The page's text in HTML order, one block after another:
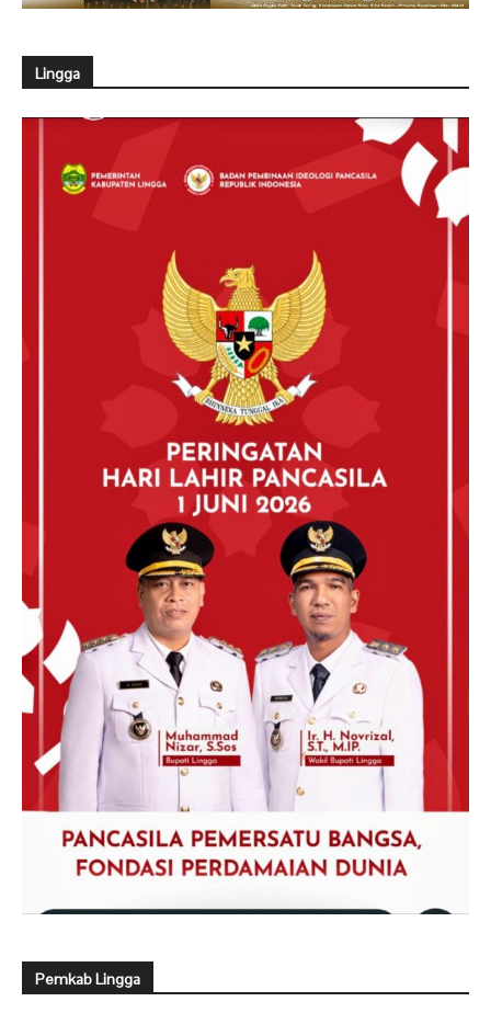
Lingga
Pemkab Lingga